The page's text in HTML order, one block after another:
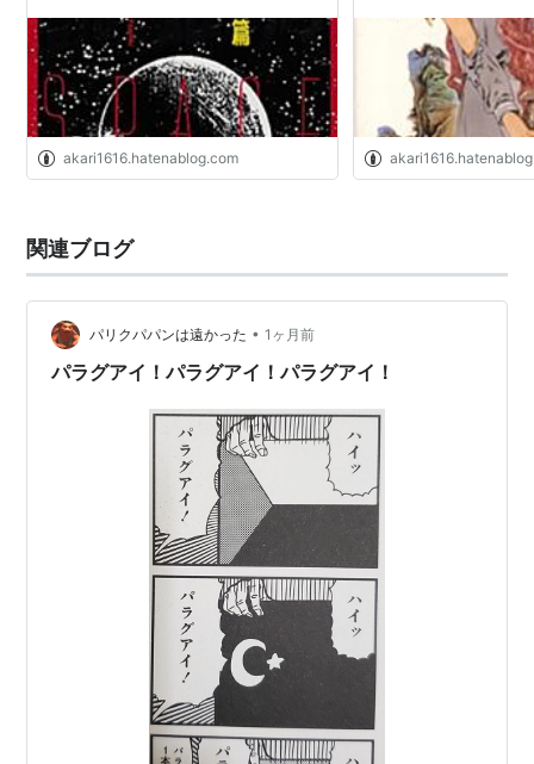
akari1616.hatenablog.com
関連ブログ
パリクパパンは遠かった • 1ヶ月前
パラグアイ！パラグアイ！パラグアイ！